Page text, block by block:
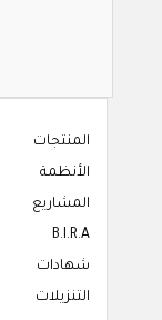
المنتجات
الأنظمة
المشاريع
B.I.R.A
شهادات
التنزيلات